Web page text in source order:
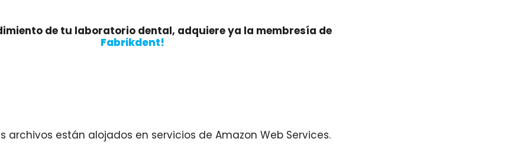
de tu laboratorio dental, adquiere ya la membresía de
Fabrikdent!
archivos están alojados en servicios de Amazon Web Services.